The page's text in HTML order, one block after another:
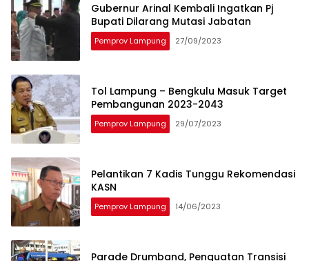
Gubernur Arinal Kembali Ingatkan Pj
Bupati Dilarang Mutasi Jabatan
Pemprov Lampung 27/09/2023
Tol Lampung – Bengkulu Masuk Target
Pembangunan 2023-2043
Pemprov Lampung 29/07/2023
Pelantikan 7 Kadis Tunggu Rekomendasi
KASN
Pemprov Lampung 14/06/2023
Parade Drumband, Penguatan Transisi